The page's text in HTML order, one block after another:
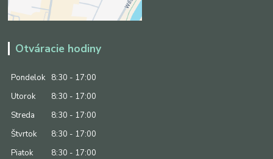
Otváracie hodiny
Pondelok
8:30 - 17:00
Utorok
8:30 - 17:00
Streda
8:30 - 17:00
Štvrtok
8:30 - 17:00
Piatok
8:30 - 17:00